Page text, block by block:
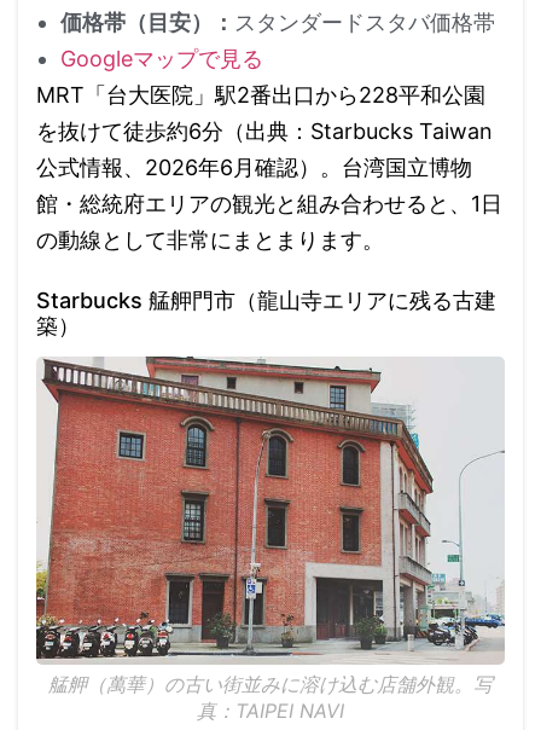
価格帯（目安）： スタンダードスタバ価格帯
Googleマップで見る
MRT「台大医院」駅2番出口から228平和公園
を抜けて徒歩約6分（出典：Starbucks Taiwan
公式情報、2026年6月確認）。台湾国立博物
館・総統府エリアの観光と組み合わせると、1日
の動線として非常にまとまります。
Starbucks 艋舺門市（龍山寺エリアに残る古建
築）
艋舺（萬華）の古い街並みに溶け込む店舗外観。写
真：TAIPEI NAVI